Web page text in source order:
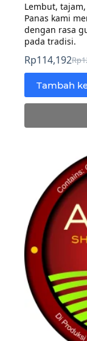
Lembut,
Panas kami
dengan rasa
pada tradisi.
Rp
Rp114,192
saat
ini
Tambah